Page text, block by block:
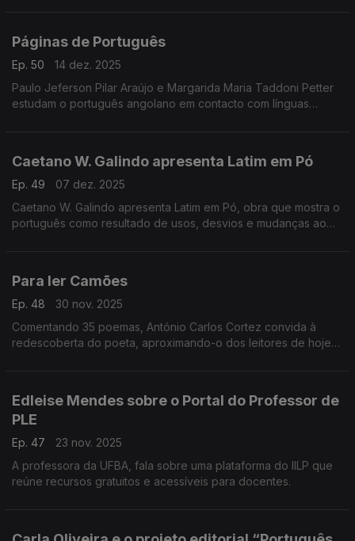
Páginas de Português
Ep. 50
14 dez. 2025
Paulo Jeferson Pilar Araújo e Margarida Maria Taddoni Petter
estudam o português angolano em contacto com línguas
Caetano W. Galindo apresenta Latim em Pó
Ep. 49
07 dez. 2025
Caetano W. Galindo apresenta Latim em Pó, obra que mostra o
português como resultado de usos, desvios e mudanças ao
Para ler Camões
Ep. 48
30 nov. 2025
Comentando 35 poemas, António Carlos Cortez convida à
redescoberta do poeta, aproximando-o dos leitores de hoje
Edleise Mendes sobre o Portal do Professor de
PLE
Ep. 47
23 nov. 2025
A professora da UFBA, fala sobre uma plataforma do IILP que
reúne recursos gratuitos e acessíveis para docentes.